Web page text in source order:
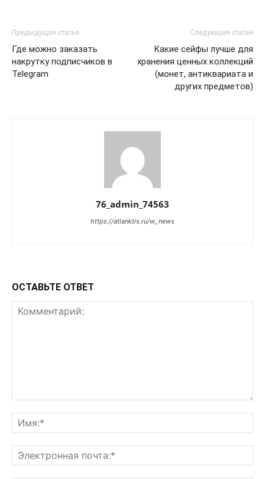
Предыдущая статья
Где можно заказать
накрутку подписчиков в
Telegram
Следующая статья
Какие сейфы лучше для
хранения ценных коллекций
(монет, антиквариата и
других предметов)
76_admin_74563
https://atlanktis.ru/w_news
ОСТАВЬТЕ ОТВЕТ